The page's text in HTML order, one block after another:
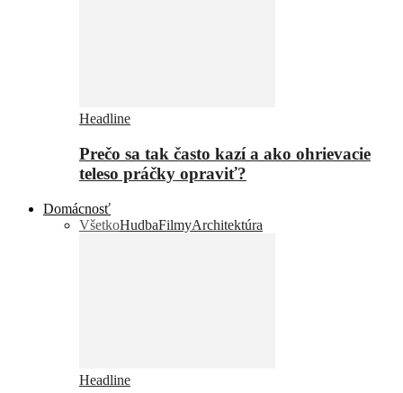
Headline
Prečo sa tak často kazí a ako ohrievacie
teleso práčky opraviť?
Domácnosť
VšetkoHudbaFilmyArchitektúra
Headline